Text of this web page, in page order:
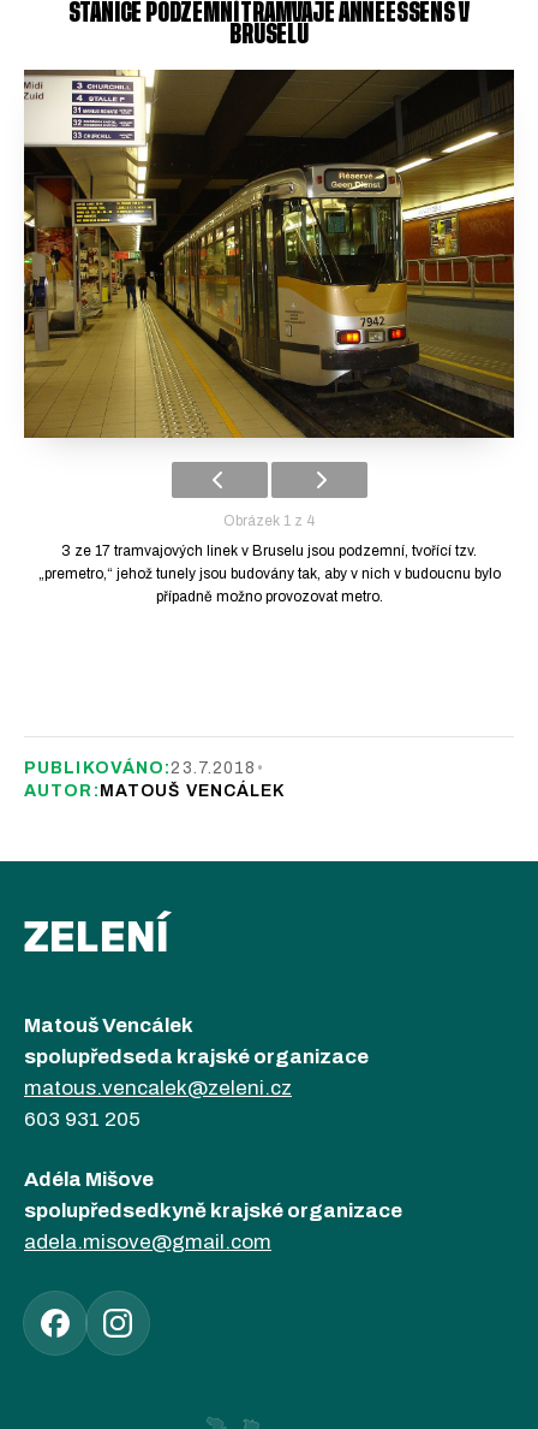
STANICE PODZEMNÍ TRAMVAJE ANNEESSENS V
BRUSELU
Obrázek 1 z 4
3 ze 17 tramvajových linek v Bruselu jsou podzemní, tvořící tzv.
„premetro,“ jehož tunely jsou budovány tak, aby v nich v budoucnu bylo
případně možno provozovat metro.
PUBLIKOVÁNO:23.7.2018 •
AUTOR: MATOUŠ VENCÁLEK
ZELENÍ
Matouš Vencálek
spolupředseda krajské organizace
matous.vencalek@zeleni.cz
603 931 205
Adéla Mišove
spolupředsedkyně krajské organizace
adela.misove@gmail.com